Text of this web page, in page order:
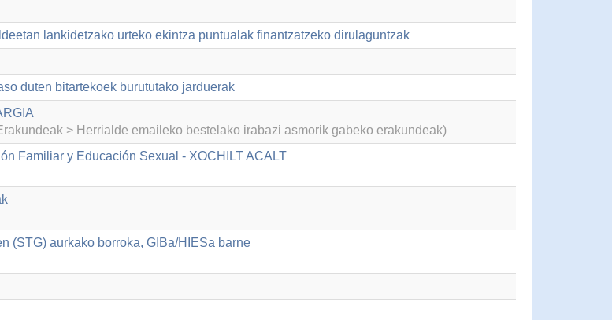
lankidetzako urteko ekintza puntualak finantzatzeko dirulaguntzak
duten bitartekoek burututako jarduerak
> Herrialde emaileko bestelako irabazi asmorik gabeko erakundeak)
Familiar y Educación Sexual - XOCHILT ACALT
(STG) aurkako borroka, GIBa/HIESa barne